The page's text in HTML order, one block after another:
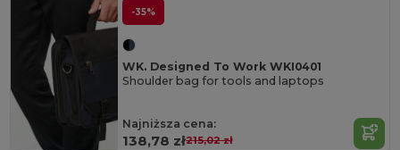
-35%
WK. Designed To Work WKI0401
Shoulder bag for tools and laptops
Najniższa cena:
138,78 zł215,02 zł